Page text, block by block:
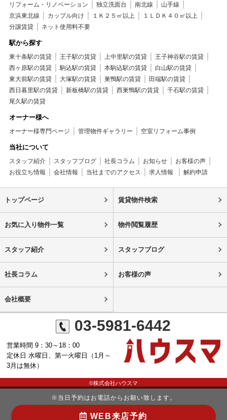
リフォーム・リノベーション 独立洗面台 南北線
山手線
京浜東北線
カップル向け １Ｋ２５㎡以上
１ＬＤＫ４０㎡以上
分譲賃貸
ネット使用料不要
駅から探す
東十条駅の賃貸 王子駅の賃貸 上中里駅の賃貸
王子神谷駅の賃貸
西ヶ原駅の賃貸
駒込駅の賃貸 本駒込駅の賃貸
白山駅の賃貸
東大前駅の賃貸
大塚駅の賃貸 巣鴨駅の賃貸
田端駅の賃貸
西日暮里駅の賃貸
新板橋駅の賃貸 西巣鴨駅の賃貸
千石駅の賃貸
尾久駅の賃貸
オーナー様へ
オーナー様専門ページ 管理物件ギャラリー 空室リフォーム事例
当社について
スタッフ紹介 スタッフブログ 社長コラム お知らせ
お客様の声
お役立ち情報
会社情報 当社までのアクセス 求人情報 解約申請
トップページ 賃貸物件検索
お気に入り物件一覧 物件閲覧履歴
スタッフ紹介 スタッフブログ
社長コラム お客様の声
会社概要
03-5981-6442
営業時間 9：30～18：00
定休日 水曜日、第一火曜日（1月～
3月は無休）
©株式会社ハウスマ
※当日予約はお電話からお願い致します。
WEB来店予約